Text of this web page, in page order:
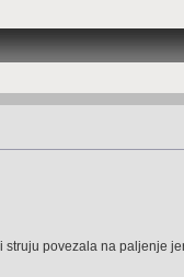
povezala na paljenje